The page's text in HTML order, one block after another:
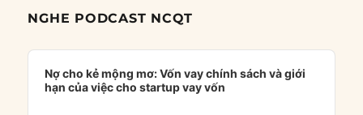
NGHE PODCAST NCQT
Audio
Player
Nợ cho kẻ mộng mơ: Vốn vay chính sách và giới
hạn của việc cho startup vay vốn